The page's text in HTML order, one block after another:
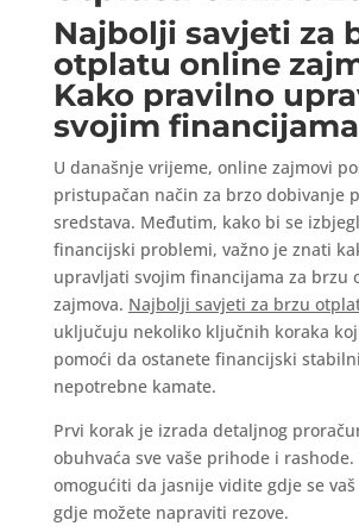
Najbolji savjeti za
otplatu online
Kako pravilno
svojim financijama
U današnje vrijeme, online zajmovi
pristupačan način za brzo dobivanje
sredstava. Međutim, kako bi se
financijski problemi, važno je znati
upravljati svojim financijama za brzu
zajmova. Najbolji savjeti za brzu
uključuju nekoliko ključnih koraka
pomoći da ostanete financijski
nepotrebne kamate.
Prvi korak je izrada detaljnog
obuhvaća sve vaše prihode i rashode.
omogućiti da jasnije vidite gdje se
gdje možete napraviti rezove.